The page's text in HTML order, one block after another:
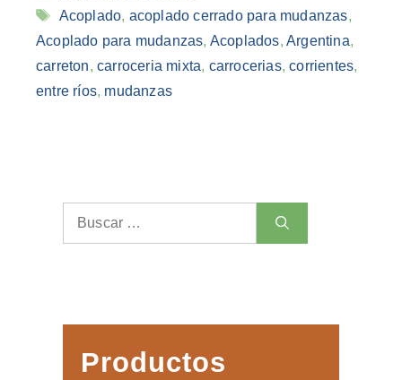
Etiquetas
Acoplado, acoplado cerrado para mudanzas,
Acoplado para mudanzas, Acoplados,Argentina,
carreton,carroceria mixta, carrocerias,corrientes,
entre ríos, mudanzas
Productos